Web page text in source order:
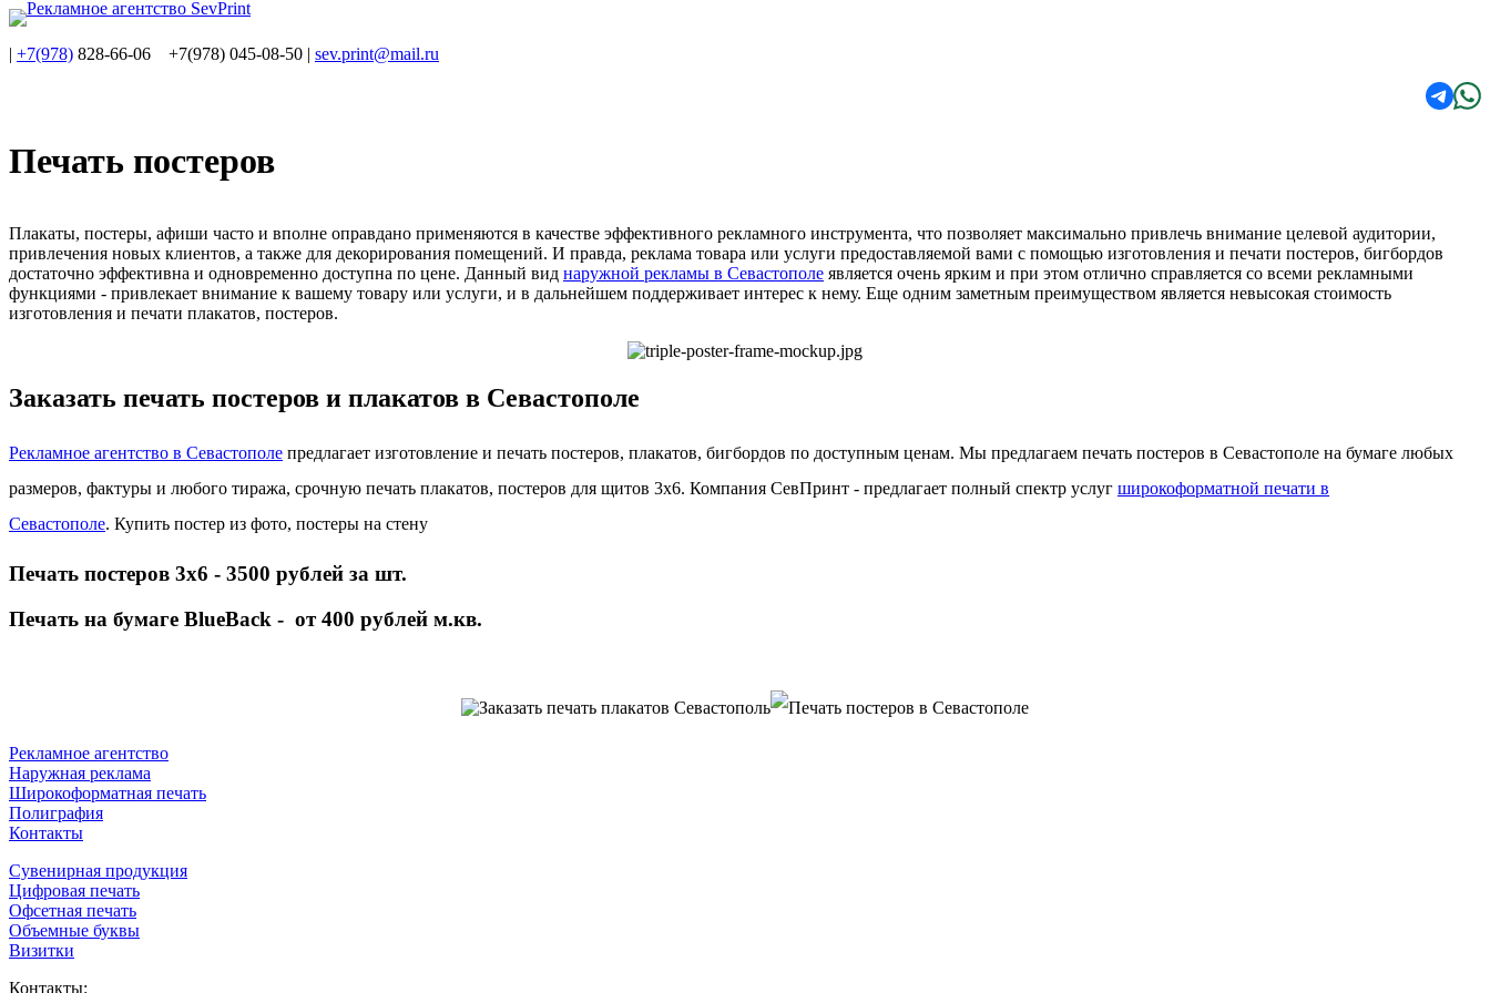
| +7(978) 828-66-06 +7(978) 045-08-50 | sev.print@mail.ru
Печать постеров
Плакаты, постеры, афиши часто и вполне оправдано применяются в качестве эффективного рекламного инструмента, что позволяет максимально привлечь внимание целевой аудитории,
привлечения новых клиентов, а также для декорирования помещений. И правда, реклама товара или услуги предоставляемой вами с помощью изготовления и печати постеров, бигбордов
достаточно эффективна и одновременно доступна по цене. Данный вид наружной рекламы в Севастополе является очень ярким и при этом отлично справляется со всеми рекламными
функциями - привлекает внимание к вашему товару или услуги, и в дальнейшем поддерживает интерес к нему. Еще одним заметным преимуществом является невысокая стоимость
изготовления и печати плакатов, постеров.
Заказать печать постеров и плакатов в Севастополе
Рекламное агентство в Севастополе предлагает изготовление и печать постеров, плакатов, бигбордов по доступным ценам. Мы предлагаем печать постеров в Севастополе на бумаге любых
размеров, фактуры и любого тиража, срочную печать плакатов, постеров для щитов 3х6. Компания СевПринт - предлагает полный спектр услуг широкоформатной печати в
Севастополе. Купить постер из фото, постеры на стену
Печать постеров 3х6 - 3500 рублей за шт.
Печать на бумаге BlueBack - от 400 рублей м.кв.
Рекламное агентство
Наружная реклама
Широкоформатная печать
Полиграфия
Контакты
Сувенирная продукция
Цифровая печать
Офсетная печать
Объемные буквы
Визитки
Контакты: